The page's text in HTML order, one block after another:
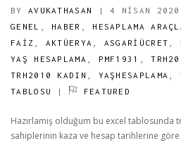
BY AVUKATHASAN | 4 NISAN 2020
GENEL
HABER HESAPLAMA
FAİZ
AKTÜERYA ASGARIÜCRET
YAŞ HESAPLAMA
PMF1931 ,
TRH2010 KADIN
YAŞHESAPLAMA
TABLOSU
| FEATURED
Hazırlamış olduğum bu excel tablosunda
sahiplerinin kaza ve hesap tarihlerine göre